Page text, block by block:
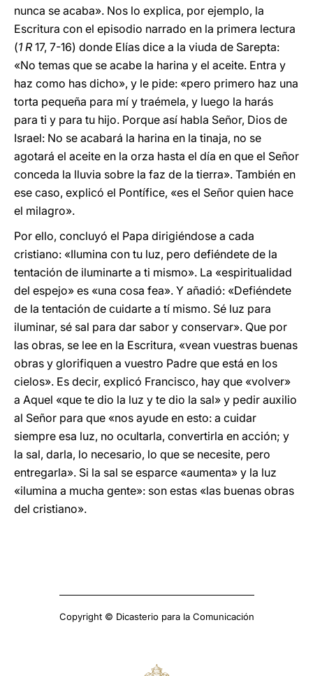
nunca se acaba». Nos lo explica, por ejemplo, la
Escritura con el episodio narrado en la primera lectura
(1 R 17, 7-16) donde Elías dice a la viuda de Sarepta:
«No temas que se acabe la harina y el aceite. Entra y
haz como has dicho», y le pide: «pero primero haz una
torta pequeña para mí y traémela, y luego la harás
para ti y para tu hijo. Porque así habla Señor, Dios de
Israel: No se acabará la harina en la tinaja, no se
agotará el aceite en la orza hasta el día en que el Señor
conceda la lluvia sobre la faz de la tierra». También en
ese caso, explicó el Pontífice, «es el Señor quien hace
el milagro».
Por ello, concluyó el Papa dirigiéndose a cada
cristiano: «Ilumina con tu luz, pero defiéndete de la
tentación de iluminarte a ti mismo». La «espiritualidad
del espejo» es «una cosa fea». Y añadió: «Defiéndete
de la tentación de cuidarte a tí mismo. Sé luz para
iluminar, sé sal para dar sabor y conservar». Que por
las obras, se lee en la Escritura, «vean vuestras buenas
obras y glorifiquen a vuestro Padre que está en los
cielos». Es decir, explicó Francisco, hay que «volver»
a Aquel «que te dio la luz y te dio la sal» y pedir auxilio
al Señor para que «nos ayude en esto: a cuidar
siempre esa luz, no ocultarla, convertirla en acción; y
la sal, darla, lo necesario, lo que se necesite, pero
entregarla». Si la sal se esparce «aumenta» y la luz
«ilumina a mucha gente»: son estas «las buenas obras
del cristiano».
Copyright © Dicasterio para la Comunicación